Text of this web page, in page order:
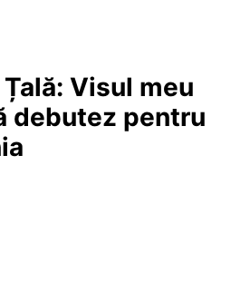
Visul meu
debutez pentru